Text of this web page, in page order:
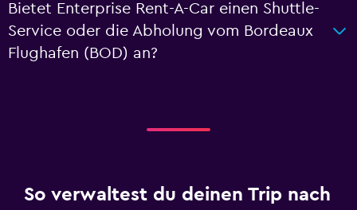
Bietet Enterprise Rent-A-Car einen Shuttle-
Service oder die Abholung vom Bordeaux
Flughafen (BOD) an?
So verwaltest du deinen Trip nach